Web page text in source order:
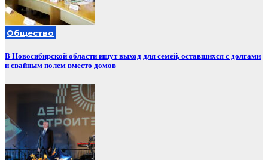
Общество
В Новосибирской области ищут выход для семей, оставшихся с долгами
и свайным полем вместо домов